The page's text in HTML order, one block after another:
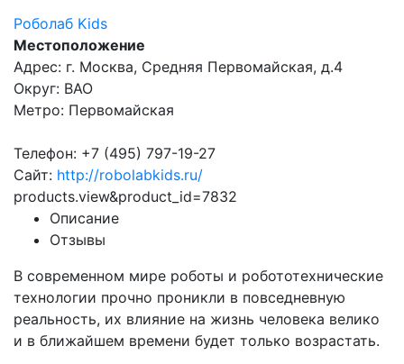
Роболаб Kids
Местоположение
Адрес: г. Москва, Средняя Первомайская, д.4
Округ: ВАО
Метро: Первомайская
Телефон: +7 (495) 797-19-27
Сайт: http://robolabkids.ru/
products.view&product_id=7832
Описание
Отзывы
В современном мире роботы и робототехнические
технологии прочно проникли в повседневную
реальность, их влияние на жизнь человека велико
и в ближайшем времени будет только возрастать.